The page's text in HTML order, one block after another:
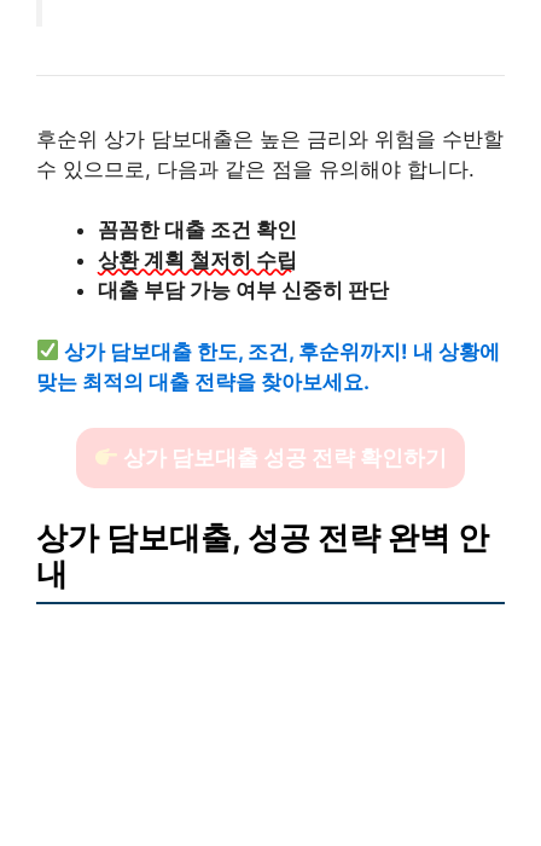
후순위 상가 담보대출은 높은 금리와 위험을 수반할
수 있으므로, 다음과 같은 점을 유의해야 합니다.
꼼꼼한 대출 조건 확인
상환 계획 철저히 수립
대출 부담 가능 여부 신중히 판단
상가 담보대출 한도, 조건, 후순위까지! 내 상황에
맞는 최적의 대출 전략을 찾아보세요.
상가 담보대출 성공 전략 확인하기
상가 담보대출, 성공 전략 완벽 안
내